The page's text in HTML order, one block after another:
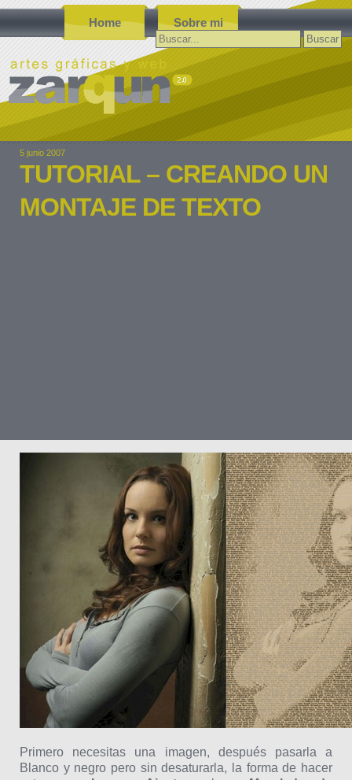
Home Sobre mi
Buscar:
5 junio 2007
TUTORIAL – CREANDO UN
MONTAJE DE TEXTO
Primero necesitas una imagen, después pasarla a
Blanco y negro pero sin desaturarla, la forma de hacer